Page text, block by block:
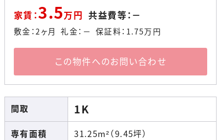
家賃：3.5万円 共益費等：－
敷金：2ヶ月 礼金：－ 保証料： 1.75万円
この物件へのお問い合わせ
間取 1K
専有面積
31.25m²（9.45坪）